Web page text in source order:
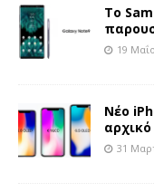
Το
19
Νέο
31